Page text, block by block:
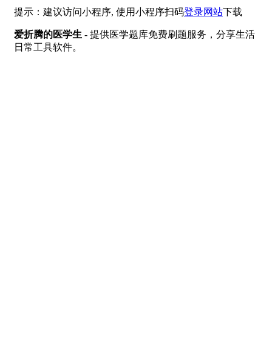
提示：建议访问小程序, 使用小程序扫码登录网站下载
爱折腾的医学生 - 提供医学题库免费刷题服务，分享生活
日常工具软件。